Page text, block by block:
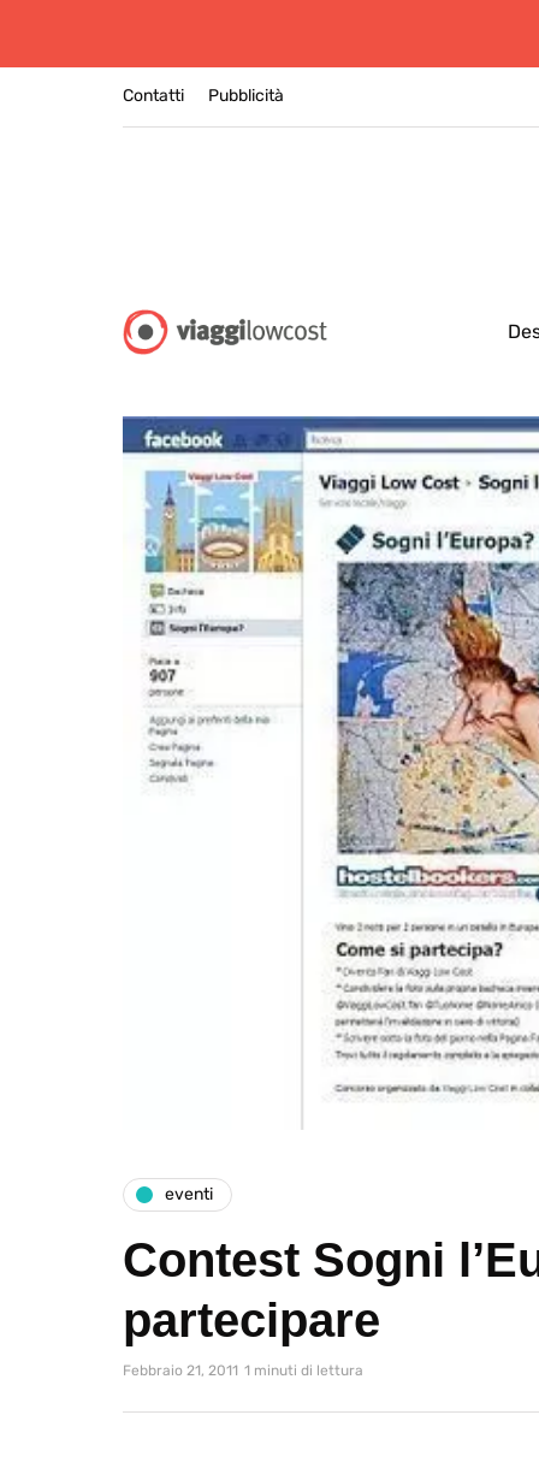
Contatti Pubblicità
eventi
Contest Sogni
partecipare
Febbraio 21, 2011 1 minuti di lettura